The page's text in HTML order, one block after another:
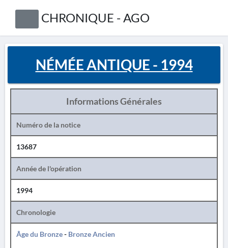
CHRONIQUE - AGO
NÉMÉE ANTIQUE - 1994
Informations Générales
Numéro de la notice
13687
Année de l'opération
1994
Chronologie
Âge du Bronze- Bronze Ancien